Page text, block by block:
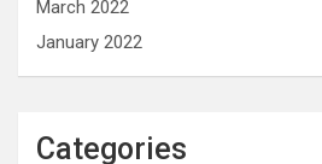
March 2022
January 2022
Categories